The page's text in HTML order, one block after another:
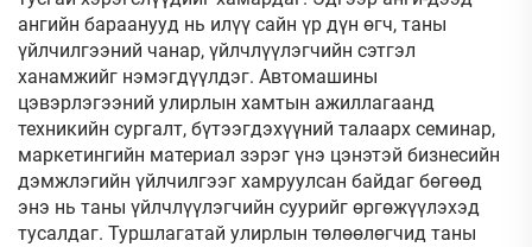
ангийн бараанууд нь илүү сайн үр дүн өгч, таны
үйлчилгээний чанар, үйлчлүүлэгчийн сэтгэл
ханамжийг нэмэгдүүлдэг. Автомашины
цэвэрлэгээний улирлын хамтын ажиллагаанд
техникийн сургалт, бүтээгдэхүүний талаарх семинар,
маркетингийн материал зэрэг үнэ цэнэтэй бизнесийн
дэмжлэгийн үйлчилгээг хамруулсан байдаг бөгөөд
энэ нь таны үйлчлүүлэгчийн суурийг өргөжүүлэхэд
тусалдаг. Туршлагатай улирлын төлөөлөгчид таны